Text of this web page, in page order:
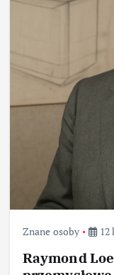
Znane osoby 12
Raymond